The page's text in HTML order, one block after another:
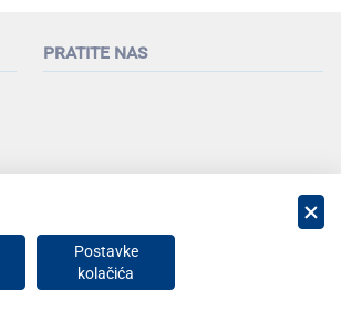
pratite nas
Postavke
kolačića